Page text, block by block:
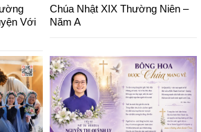
Với
Chúa Nhật XIX Thường Niên –
Năm A